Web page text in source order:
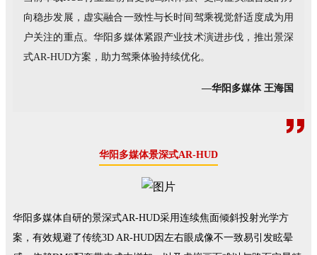
向稳步发展，虚实融合一致性与长时间驾乘视觉舒适度成为用
户关注的重点。华阳多媒体紧跟产业技术演进步伐，推出景深
式AR-HUD方案，助力驾乘体验持续优化。
—华阳多媒体 王海国
华阳多媒体景深式AR-HUD
华阳多媒体自研的景深式AR-HUD采用连续焦面倾斜投射光学方
案，有效规避了传统3D AR-HUD因左右眼成像不一致易引发眩晕